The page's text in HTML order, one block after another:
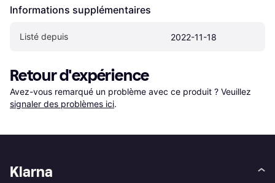
Informations supplémentaires
Listé depuis 2022-11-18
Retour d'expérience
Avez-vous remarqué un problème avec ce produit ? Veuillez
signaler des problèmes ici.
Klarna